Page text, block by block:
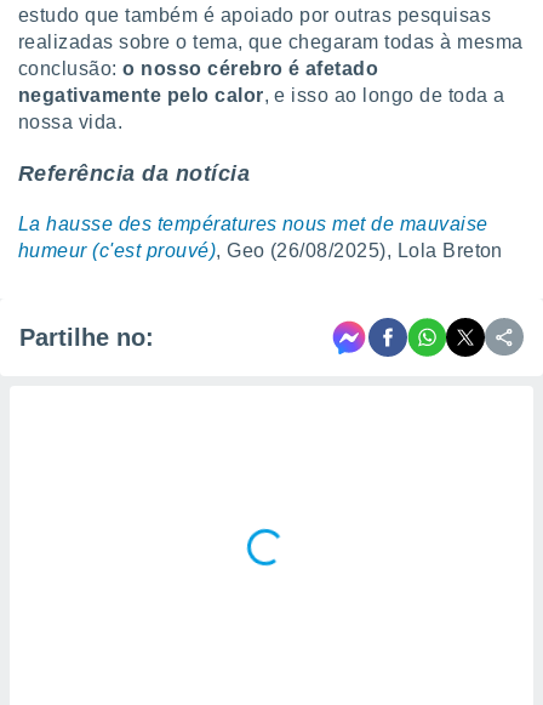
estudo que também é apoiado por outras pesquisas
realizadas sobre o tema, que chegaram todas à mesma
conclusão: o nosso cérebro é afetado
negativamente pelo calor, e isso ao longo de toda a
nossa vida.
Referência da notícia
La hausse des températures nous met de mauvaise
humeur (c'est prouvé), Geo (26/08/2025), Lola Breton
Partilhe no: